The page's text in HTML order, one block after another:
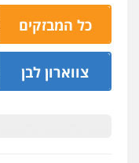
כל המבזקים
בבניין מגורים
צווארון לבן
ניצב שושן